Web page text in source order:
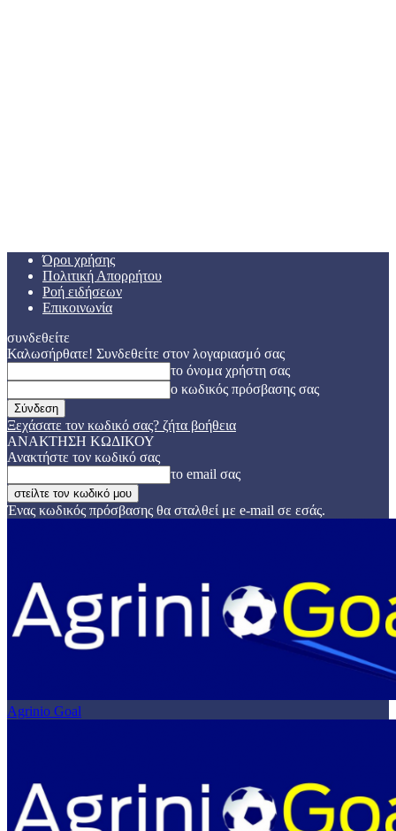
Όροι χρήσης
Πολιτική Απορρήτου
Ροή ειδήσεων
Επικοινωνία
συνδεθείτε
Καλωσήρθατε! Συνδεθείτε στον λογαριασμό σας
το όνομα χρήστη σας
ο κωδικός πρόσβασης σας
Ξεχάσατε τον κωδικό σας? ζήτα βοήθεια
ΑΝΑΚΤΗΣΗ ΚΩΔΙΚΟΥ
Ανακτήστε τον κωδικό σας
το email σας
Ένας κωδικός πρόσβασης θα σταλθεί με e-mail σε εσάς.
Agrinio Goal